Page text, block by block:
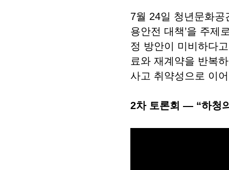
7월 24일 청년문화공
용안전 대책’을 주제
정 방안이 미비하다
료와 재계약을 반복
사고 취약성으로 이
2차 토론회 — “하청